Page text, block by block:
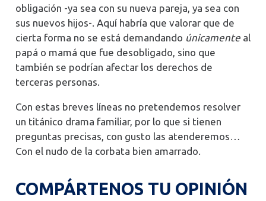
obligación -ya sea con su nueva pareja, ya sea con
sus nuevos hijos-. Aquí habría que valorar que de
cierta forma no se está demandando únicamente al
papá o mamá que fue desobligado, sino que
también se podrían afectar los derechos de
terceras personas.
Con estas breves líneas no pretendemos resolver
un titánico drama familiar, por lo que si tienen
preguntas precisas, con gusto las atenderemos…
Con el nudo de la corbata bien amarrado.
COMPÁRTENOS TU OPINIÓN